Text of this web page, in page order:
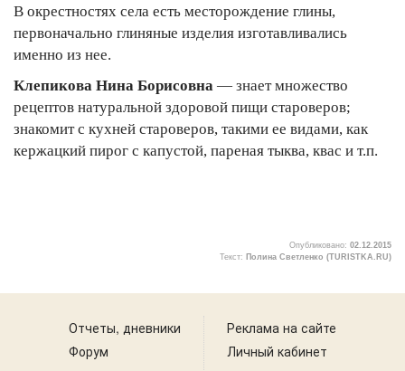
В окрестностях села есть месторождение глины,
первоначально глиняные изделия изготавливались
именно из нее.
Клепикова Нина Борисовна — знает множество
рецептов натуральной здоровой пищи староверов;
знакомит с кухней староверов, такими ее видами, как
кержацкий пирог с капустой, пареная тыква, квас и т.п.
Опубликовано: 02.12.2015
Текст: Полина Светленко (TURISTKA.RU)
Отчеты, дневники
Форум
Реклама на сайте
Личный кабинет